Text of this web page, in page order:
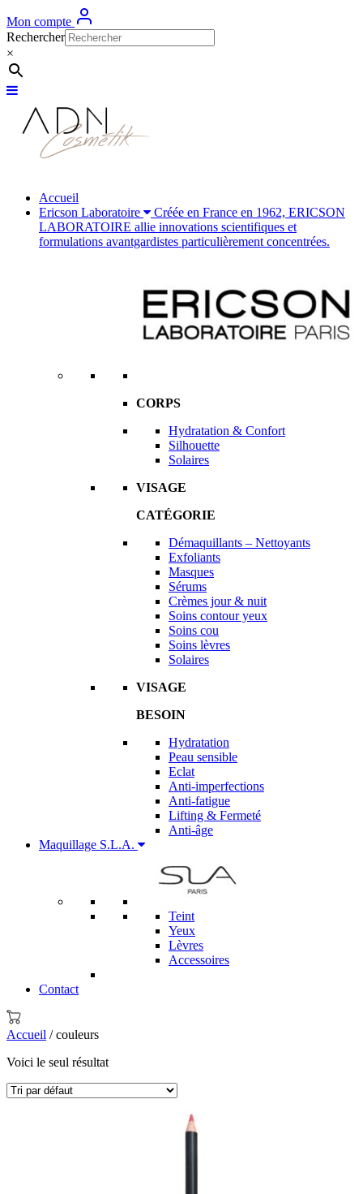
Mon compte
Rechercher
×
Accueil
Ericson Laboratoire
Créée en France en 1962, ERICSON
LABORATOIRE allie innovations scientifiques et
formulations avantgardistes particulièrement concentrées.
CORPS
Hydratation & Confort
Silhouette
Solaires
VISAGE
CATÉGORIE
Démaquillants – Nettoyants
Exfoliants
Masques
Sérums
Crèmes jour & nuit
Soins contour yeux
Soins cou
Soins lèvres
Solaires
VISAGE
BESOIN
Hydratation
Peau sensible
Eclat
Anti-imperfections
Anti-fatigue
Lifting & Fermeté
Anti-âge
Maquillage S.L.A.
Teint
Yeux
Lèvres
Accessoires
Contact
Accueil / couleurs
Voici le seul résultat